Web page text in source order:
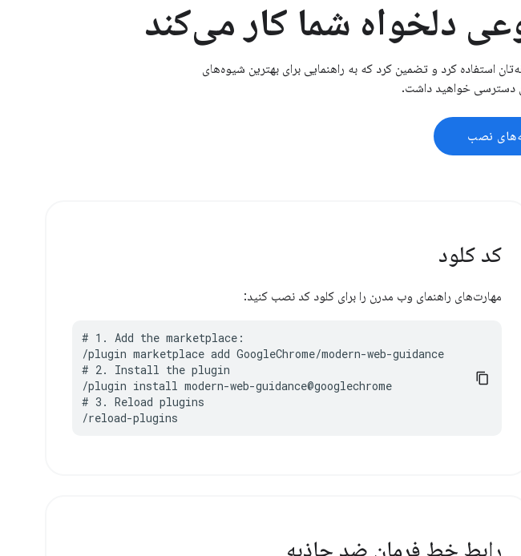
دلخواه شما کار می‌کند
استفاده کرد و تضمین کرد که به راهنمایی برای بهترین شیوه‌های
دسترسی خواهید داشت.
نصب
کد کلود
مهارت‌های راهنمای وب مدرن را برای کلود کد نصب کنید:
# 1. Add the marketplace:
/plugin marketplace add GoogleChrome/modern-web-guidance
# 2. Install the plugin
/plugin install modern-web-guidance@googlechrome
# 3. Reload plugins
/reload-plugins
رابط خط فرمان ضد جاذبه